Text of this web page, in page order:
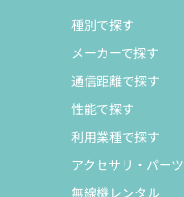
種別で探す
メーカーで探す
通信距離で探す
性能で探す
利用業種で探す
アクセサリ・パーツ
無線機レンタル